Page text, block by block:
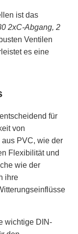
ist das
2xC-Abgang, 2
Ventilen
es eine
für
von
PVC, wie der
Flexibilität und
wie der
ihre
wichtige DIN-